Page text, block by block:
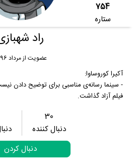
754
ستاره
راد
عضویت از مرداد 1396
آکیرا کوروساوا:
- سینما رسانه‌ی مناسبی برای توضیح دادن
فیلم آزاد گذاشت.
30
دنبال کننده
دنبال کردن